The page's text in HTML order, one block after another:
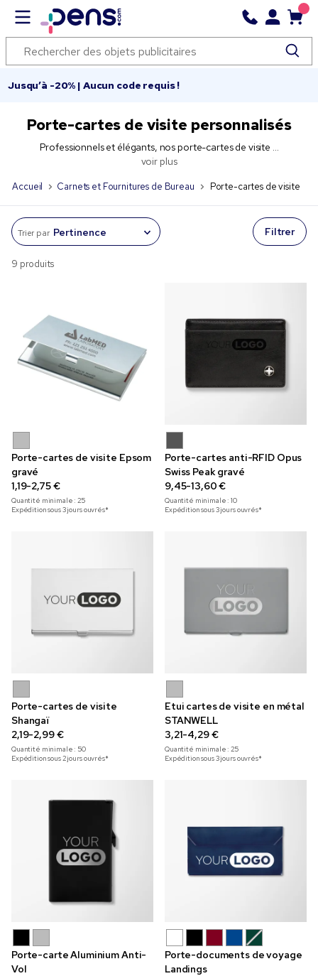
Jusqu’à -20% | Aucun code requis !
Porte-cartes de visite personnalisés
Professionnels et élégants, nos porte-cartes de visite ...
voir plus
Accueil Carnets et Fournitures de Bureau Porte-cartes de visite
Trier par Filtrer
9 produits
Porte-cartes de visite Epsom
gravé
1,19-2,75 €
Quantité minimale :25
Expédition sous 3 jours ouvrés*
Porte-cartes anti-RFID Opus
Swiss Peak gravé
9,45-13,60 €
Quantité minimale :10
Expédition sous 3 jours ouvrés*
Porte-cartes de visite
Shangaï
2,19-2,99 €
Quantité minimale : 50
Expédition sous 2 jours ouvrés*
Etui cartes de visite en métal
STANWELL
3,21-4,29 €
Quantité minimale :25
Expédition sous 3 jours ouvrés*
Porte-carte Aluminium Anti-
Vol
Porte-documents de voyage
Landings